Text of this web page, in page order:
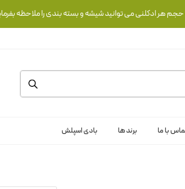
هر ادکلنی می توانید شیشه و بسته بندی را ملاحظه
با ما برند ها بادی اسپلش